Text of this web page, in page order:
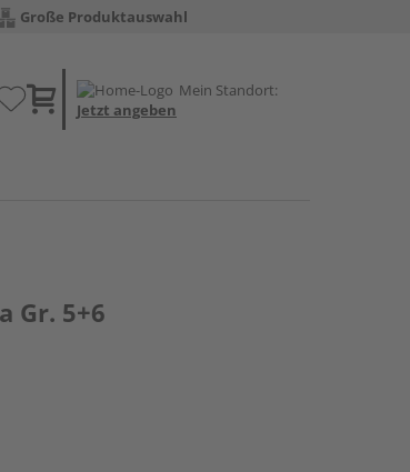
Große Produktauswahl
Mein Standort:
Jetzt angeben
Gr. 5+6